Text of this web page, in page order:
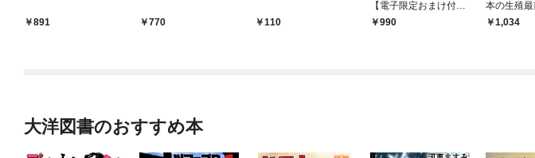
891 770 110
【電子限定おまけ付
き】990
本の生殖最
1,034
大洋図書のおすすめ本